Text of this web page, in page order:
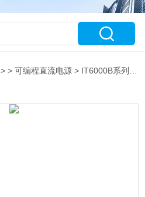
> >可编程直流电源 > IT6000B系列艾德克斯回馈式源载 直流电源